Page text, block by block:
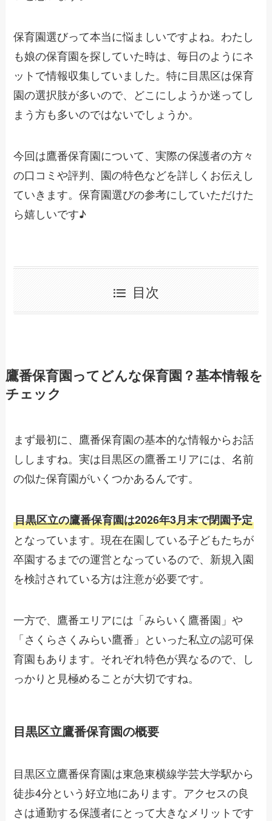
保育園選びって本当に悩ましいですよね。わたし
も娘の保育園を探していた時は、毎日のようにネ
ットで情報収集していました。特に目黒区は保育
園の選択肢が多いので、どこにしようか迷ってし
まう方も多いのではないでしょうか。
今回は鷹番保育園について、実際の保護者の方々
の口コミや評判、園の特色などを詳しくお伝えし
ていきます。保育園選びの参考にしていただけた
ら嬉しいです♪
目次
鷹番保育園ってどんな保育園？基本情報を
チェック
まず最初に、鷹番保育園の基本的な情報からお話
ししますね。実は目黒区の鷹番エリアには、名前
の似た保育園がいくつかあるんです。
目黒区立の鷹番保育園は2026年3月末で閉園予定
となっています。現在在園している子どもたちが
卒園するまでの運営となっているので、新規入園
を検討されている方は注意が必要です。
一方で、鷹番エリアには「みらいく鷹番園」や
「さくらさくみらい鷹番」といった私立の認可保
育園もあります。それぞれ特色が異なるので、し
っかりと見極めることが大切ですね。
目黒区立鷹番保育園の概要
目黒区立鷹番保育園は東急東横線学芸大学駅から
徒歩4分という好立地にあります。アクセスの良
さは通勤する保護者にとって大きなメリットです